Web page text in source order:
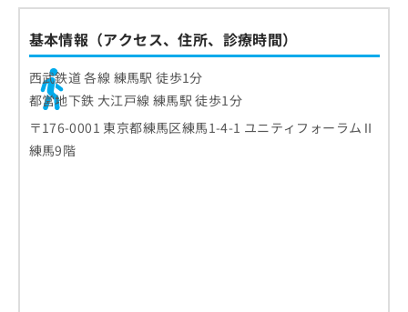
基本情報（アクセス、住所、診療時間）
西武鉄道 各線 練馬駅 徒歩1分
都営地下鉄 大江戸線 練馬駅 徒歩1分
〒176-0001 東京都練馬区練馬1-4-1 ユニティフォーラムⅡ
練馬9階